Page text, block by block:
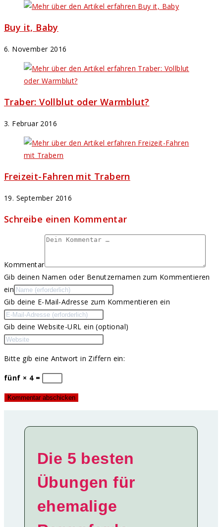
Buy it, Baby
6. November 2016
Traber: Vollblut oder Warmblut?
3. Februar 2016
Freizeit-Fahren mit Trabern
19. September 2016
Schreibe einen Kommentar
Kommentar
Gib deinen Namen oder Benutzernamen zum Kommentieren
ein
Gib deine E-Mail-Adresse zum Kommentieren ein
Gib deine Website-URL ein (optional)
Bitte gib eine Antwort in Ziffern ein:
fünf × 4 =
Die 5 besten
Übungen für
ehemalige